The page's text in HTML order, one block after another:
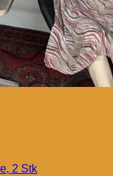
2 Stk